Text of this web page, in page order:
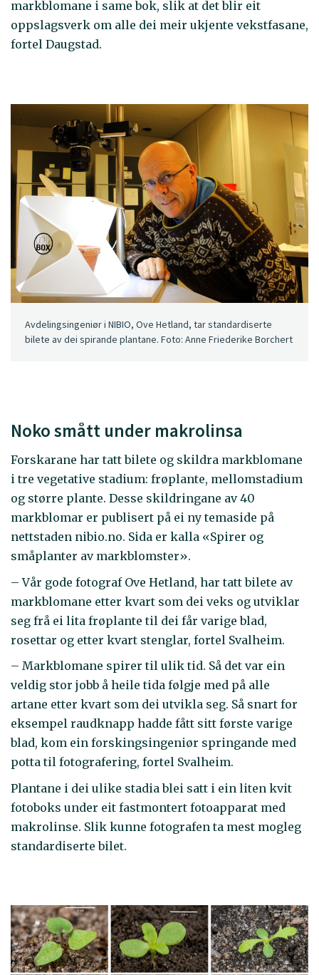
markblomane i same bok, slik at det blir eit
oppslagsverk om alle dei meir ukjente vekstfasane,
fortel Daugstad.
Avdelingsingeniør i NIBIO, Ove Hetland, tar standardiserte
bilete av dei spirande plantane. Foto: Anne Friederike Borchert
Noko smått under makrolinsa
Forskarane har tatt bilete og skildra markblomane
i tre vegetative stadium: frøplante, mellomstadium
og større plante. Desse skildringane av 40
markblomar er publisert på ei ny temaside på
nettstaden nibio.no. Sida er kalla «Spirer og
småplanter av markblomster».
– Vår gode fotograf Ove Hetland, har tatt bilete av
markblomane etter kvart som dei veks og utviklar
seg frå ei lita frøplante til dei får varige blad,
rosettar og etter kvart stenglar, fortel Svalheim.
– Markblomane spirer til ulik tid. Så det var ein
veldig stor jobb å heile tida følgje med på alle
artane etter kvart som dei utvikla seg. Så snart for
eksempel raudknapp hadde fått sitt første varige
blad, kom ein forskingsingeniør springande med
potta til fotografering, fortel Svalheim.
Plantane i dei ulike stadia blei satt i ein liten kvit
fotoboks under eit fastmontert fotoapparat med
makrolinse. Slik kunne fotografen ta mest mogleg
standardiserte bilet.